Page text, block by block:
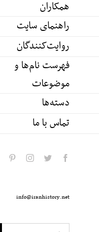
همکاران
راهنمای سایت
روایت‌کنندگان
فهرست نام‌ها و
موضوعات
دسته‌ها
تماس با ما
facebook
twitter
instagram
info@iranhistory.net